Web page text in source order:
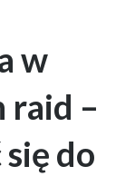
w
raid –
do